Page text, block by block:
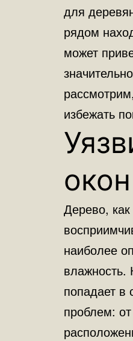
для
рядом
может
избежать
окон
Дерево,
наиболее
влажность.
попадает в
проблем: